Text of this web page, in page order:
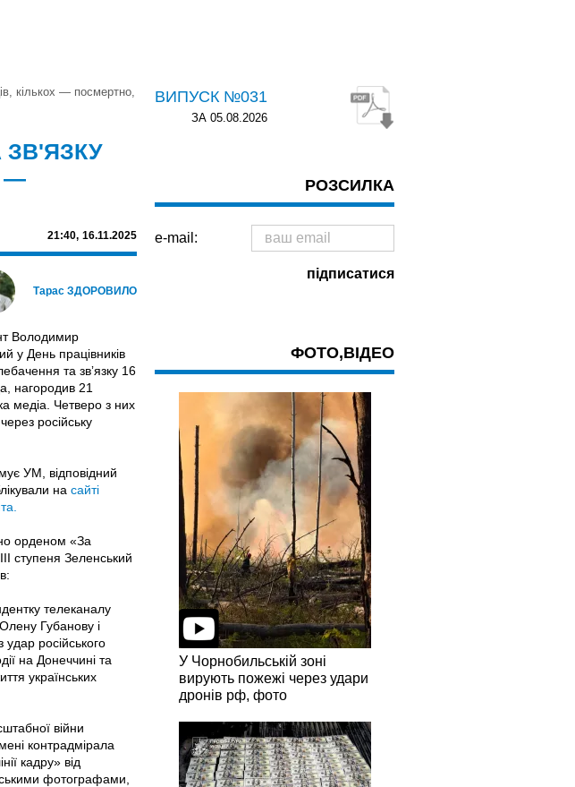
кількох — посмертно,
ЗВ'ЯЗКУ
—
21:40, 16.11.2025
Тарас ЗДОРОВИЛО
Володимир
у День працівників
та звʼязку 16
нагородив 21
медіа. Четверо з них
російську
УМ, відповідний
на сайті
орденом «За
ступеня Зеленський
телеканалу
Губанову і
російського
на Донеччині та
українських
війни
контрадмірала
кадру» від
фотографами,
ВИПУСК №031
ЗА 05.08.2026
РОЗСИЛКА
e-mail:
ФОТО,ВІДЕО
У Чорнобильській зоні
вирують пожежі через удари
дронів рф, фото